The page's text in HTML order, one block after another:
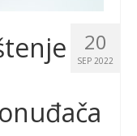
20
SEP 2022